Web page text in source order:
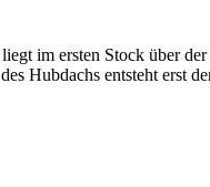
im ersten Stock über
Hubdachs entsteht erst